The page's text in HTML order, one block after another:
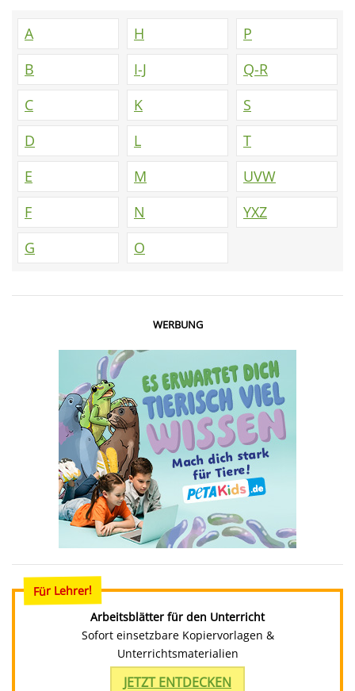
A
B
C
D
E
F
G
H
I-J
K
L
M
N
O
P
Q-R
S
T
UVW
YXZ
WERBUNG
Für Lehrer!
Arbeitsblätter für den Unterricht
Sofort einsetzbare Kopiervorlagen &
Unterrichtsmaterialien
JETZT ENTDECKEN